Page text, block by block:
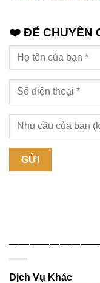
❤️ ĐỂ CHUYÊN
Dịch Vụ Khác